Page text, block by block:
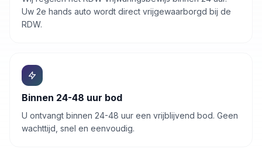
Uw 2e hands auto wordt direct vrijgewaarborgd bij de
RDW.
Binnen 24-48 uur bod
U ontvangt binnen 24-48 uur een vrijblijvend bod. Geen
wachttijd, snel en eenvoudig.